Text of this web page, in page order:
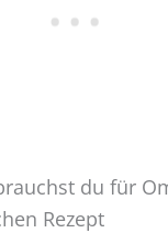
du für
Rezept